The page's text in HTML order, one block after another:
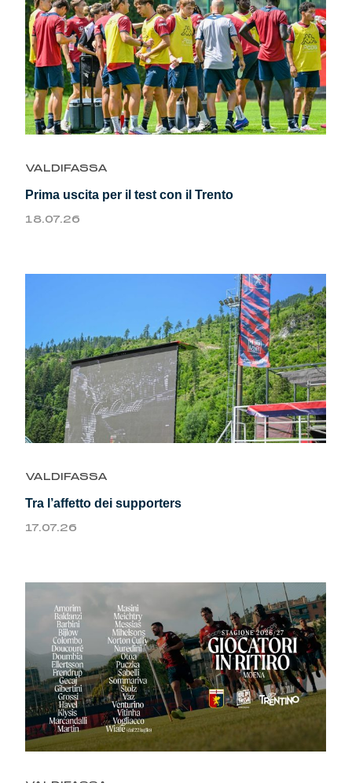
VALDIFASSA
Prima uscita per il test con il Trento
18.07.26
VALDIFASSA
Tra l’affetto dei supporters
17.07.26